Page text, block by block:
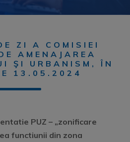
ZI A COMISIEI
AMENAJAREA
ŞI URBANISM, ÎN
13.05.2024
PUZ – „zonificare
functiunii din zona